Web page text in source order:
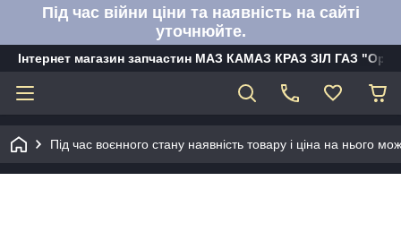
Під час війни ціни та наявність на сайті
уточнюйте.
Інтернет магазин запчастин МАЗ КАМАЗ КРАЗ ЗІЛ ГАЗ
Під час воєнного стану наявність товару і ціна на нього